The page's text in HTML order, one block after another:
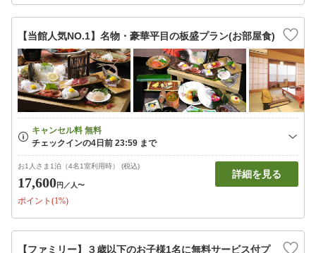
【当館人気NO.1】名物・豪華平目の板盛プラン(お部屋食)
お1人さま1泊（4名1室利用時） (税込)
17,600円 ／人〜
ポイント(1%)
詳細を見る
【ファミリー】３歳以下のお子様1名に無料サービス付プ